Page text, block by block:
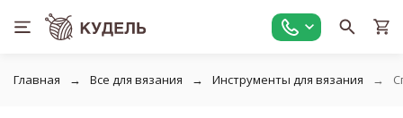
Главная Все для вязания Инструменты для вязания